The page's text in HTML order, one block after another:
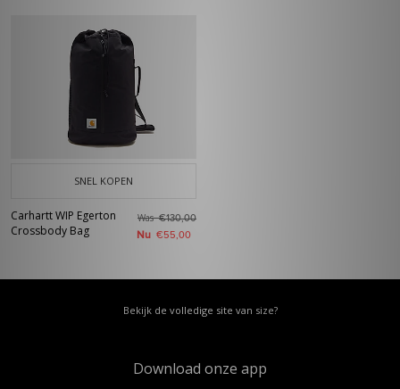
SNEL KOPEN
Carhartt WIP Egerton
Crossbody Bag
Was€130,00
Nu €55,00
Bekijk de volledige site van size?
Download onze app